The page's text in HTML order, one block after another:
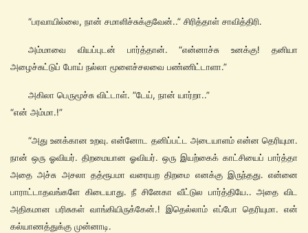
“பரவாயில்லை, நான் சமாளிச்சுக்குவேன்..” சிரித்தாள் சாவித்திரி.
அம்மாவை வியப்புடன் பார்த்தான். “என்னாச்சு உனக்கு! தனியா
அழைச்சுட்டுப் போய் நல்லா மூளைச்சலவை பண்ணிட்டாளா.”
அகிலா பெருமூச்சு விட்டாள். ”டேய், நான் யார்றா..”
“என் அம்மா.!”
“அது உனக்கான உறவு. என்னோட தனிப்பட்ட அடையாளம் என்ன தெரியுமா.
நான் ஒரு ஓவியர். திறமையான ஓவியர். ஒரு இயற்கைக் காட்சியைப் பார்த்தா
அதை அச்சு அசலா தத்ரூபமா வரையற திறமை எனக்கு இருந்தது. என்னை
பாராட்டாதவங்களே கிடையாது. நீ சினேகா வீட்டுல பார்த்தியே.. அதை விட
அதிகமான பரிசுகள் வாங்கியிருக்கேன்.! இதெல்லாம் எப்போ தெரியுமா. என்
கல்யாணத்துக்கு முன்னாடி.